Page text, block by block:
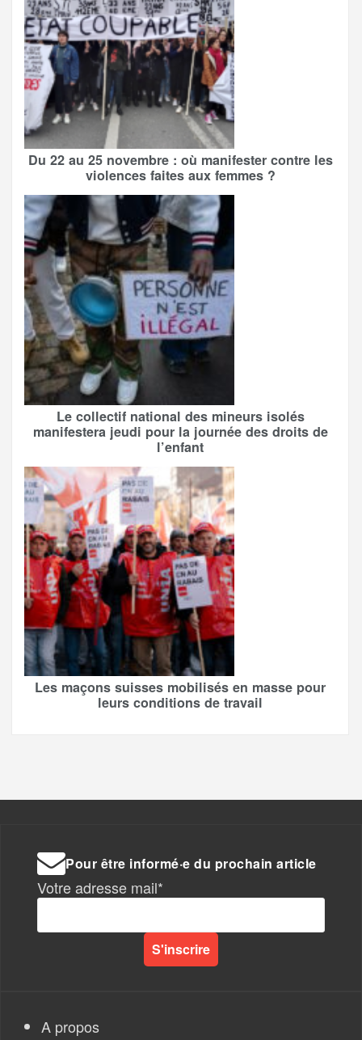
Du 22 au 25 novembre : où manifester contre les
violences faites aux femmes ?
Le collectif national des mineurs isolés
manifestera jeudi pour la journée des droits de
l’enfant
Les maçons suisses mobilisés en masse pour
leurs conditions de travail
Pour être informé·e du prochain article
Votre adresse mail*
A propos